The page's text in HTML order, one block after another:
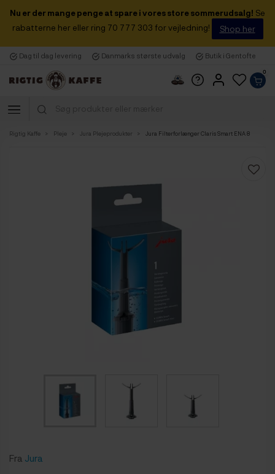
Nu er der mange penge at spare i vores store sommerudsalg! Se
rabatterne her eller ring 70 777 303 for vejledning!
Shop her
Dag til dag levering Danmarks største udvalg Butik i Gentofte
0
Rigtig Kaffe Pleje Jura Plejeprodukter Jura Filterforlænger Claris Smart ENA 8
Fra Jura